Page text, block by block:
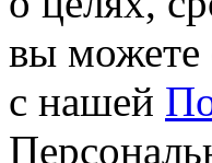
вы можете
с нашей